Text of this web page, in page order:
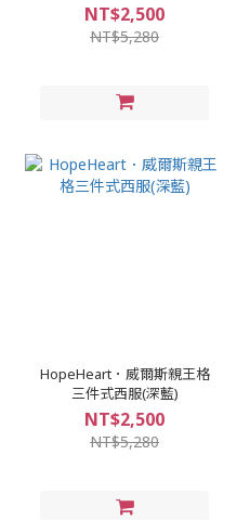
NT$2,500
NT$5,280
HopeHeart．威爾斯親王格
三件式西服(深藍)
NT$2,500
NT$5,280